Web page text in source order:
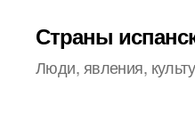
Страны
Люди, явления,